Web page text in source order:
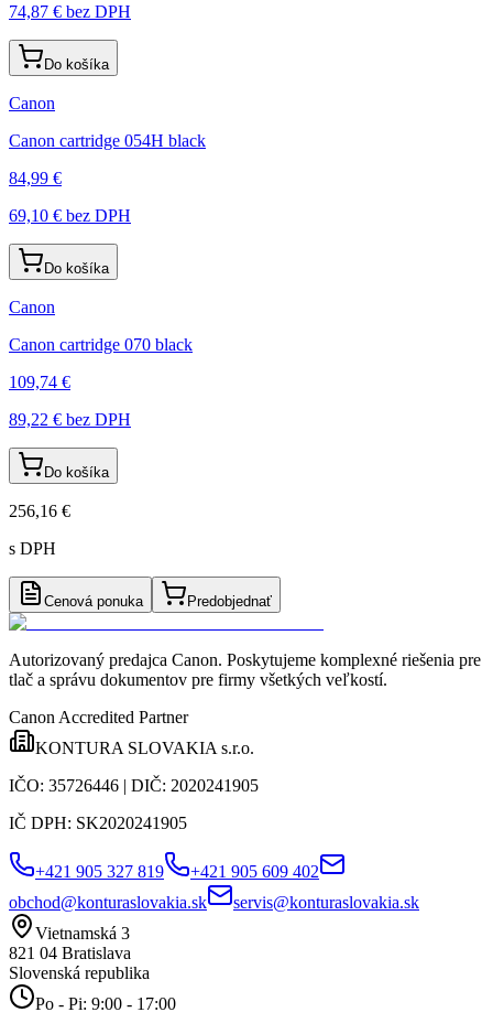
74,87 € bez DPH
Do košíka
Canon
Canon cartridge 054H black
84,99 €
69,10 € bez DPH
Do košíka
Canon
Canon cartridge 070 black
109,74 €
89,22 € bez DPH
Do košíka
256,16 €
s DPH
Cenová ponuka Predobjednať
Autorizovaný predajca Canon. Poskytujeme komplexné riešenia pre
tlač a správu dokumentov pre firmy všetkých veľkostí.
Canon Accredited Partner
KONTURA SLOVAKIA s.r.o.
IČO: 35726446 | DIČ: 2020241905
IČ DPH: SK2020241905
+421 905 327 819
+421 905 609 402
obchod@konturaslovakia.sk
servis@konturaslovakia.sk
Vietnamská 3
821 04 Bratislava
Slovenská republika
Po - Pi: 9:00 - 17:00